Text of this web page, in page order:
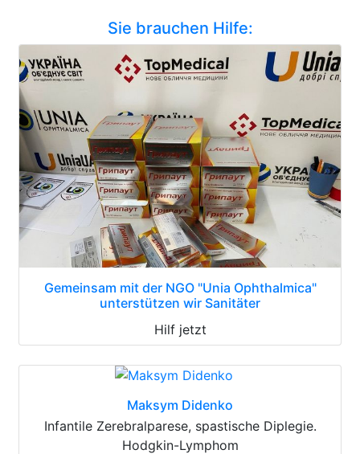
Sie brauchen Hilfe:
Gemeinsam mit der NGO "Unia Ophthalmica"
unterstützen wir Sanitäter
Hilf jetzt
Maksym Didenko
Infantile Zerebralparese, spastische Diplegie.
Hodgkin-Lymphom